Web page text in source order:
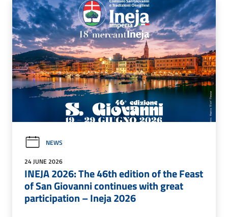
NEWS
24 JUNE 2026
INEJA 2026: The 46th edition of the Feast
of San Giovanni continues with great
participation – Ineja 2026